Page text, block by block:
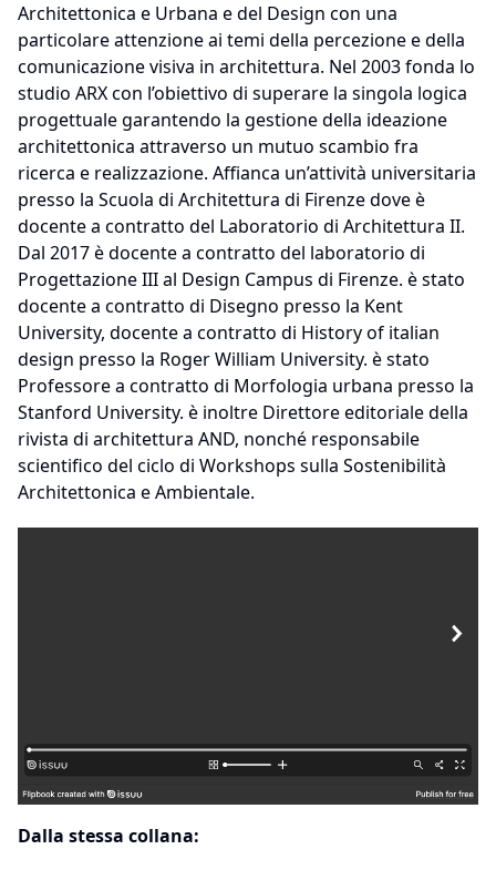
Architettonica e Urbana e del Design con una
particolare attenzione ai temi della percezione e della
comunicazione visiva in architettura. Nel 2003 fonda lo
studio ARX con l’obiettivo di superare la singola logica
progettuale garantendo la gestione della ideazione
architettonica attraverso un mutuo scambio fra
ricerca e realizzazione. Affianca un’attività universitaria
presso la Scuola di Architettura di Firenze dove è
docente a contratto del Laboratorio di Architettura II.
Dal 2017 è docente a contratto del laboratorio di
Progettazione III al Design Campus di Firenze. è stato
docente a contratto di Disegno presso la Kent
University, docente a contratto di History of italian
design presso la Roger William University. è stato
Professore a contratto di Morfologia urbana presso la
Stanford University. è inoltre Direttore editoriale della
rivista di architettura AND, nonché responsabile
scientifico del ciclo di Workshops sulla Sostenibilità
Architettonica e Ambientale.
Dalla stessa collana: